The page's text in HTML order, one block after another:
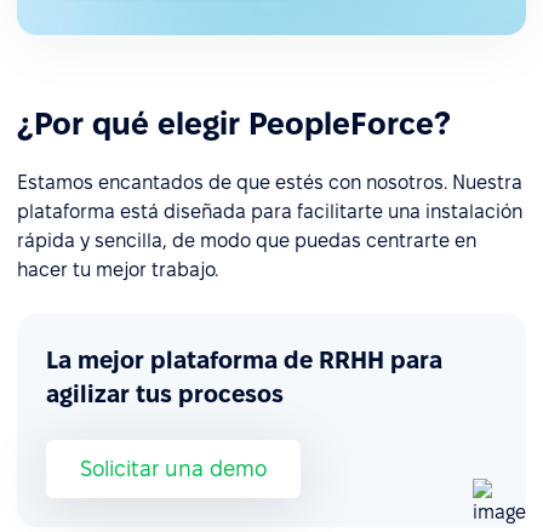
¿Por qué elegir PeopleForce?
Estamos encantados de que estés con nosotros. Nuestra
plataforma está diseñada para facilitarte una instalación
rápida y sencilla, de modo que puedas centrarte en
hacer tu mejor trabajo.
La mejor plataforma de RRHH para
agilizar tus procesos
Solicitar una demo